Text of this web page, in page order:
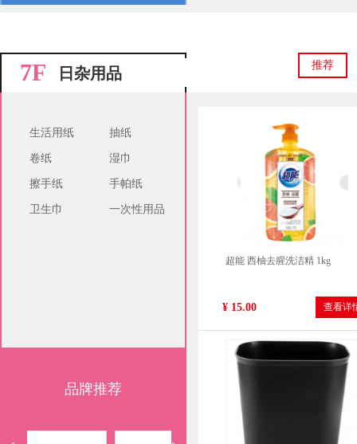
7F 日杂用品 推荐
生活用纸 抽纸
卷纸 湿巾
擦手纸 手帕纸
卫生巾 一次性用品
品牌推荐
超能 西柚去腥洗洁精 1kg
¥ 15.00 查看详